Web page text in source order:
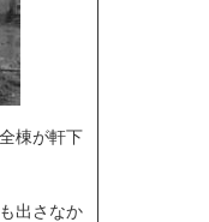
棟が軒下
出さなか